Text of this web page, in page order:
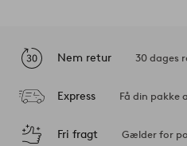
Nem retur 30 dages
Express Få din pakke
Fri fragt Gælder for